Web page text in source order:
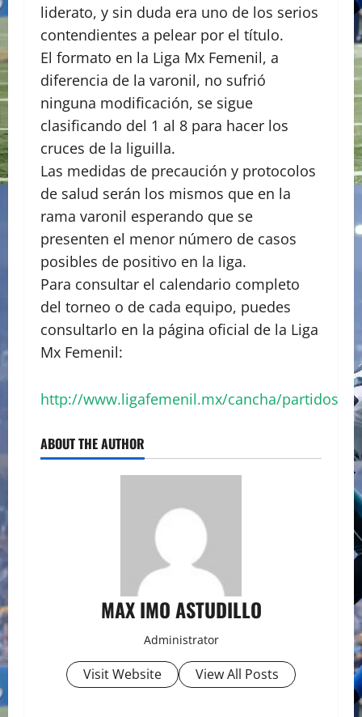
liderato, y sin duda era uno de los serios
contendientes a pelear por el título.
El formato en la Liga Mx Femenil, a
diferencia de la varonil, no sufrió
ninguna modificación, se sigue
clasificando del 1 al 8 para hacer los
cruces de la liguilla.
Las medidas de precaución y protocolos
de salud serán los mismos que en la
rama varonil esperando que se
presenten el menor número de casos
posibles de positivo en la liga.
Para consultar el calendario completo
del torneo o de cada equipo, puedes
consultarlo en la página oficial de la Liga
Mx Femenil:
http://www.ligafemenil.mx/cancha/partidos
ABOUT THE AUTHOR
MAX IMO ASTUDILLO
Administrator
Visit Website View All Posts